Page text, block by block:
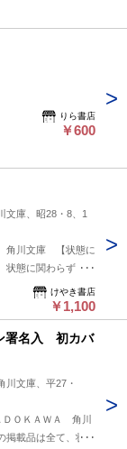
りら書店
￥600
庫、昭28・8、1
川文庫 【状態に
状態に関わらず「中
の古本屋」は６段階
店の扱う商品の特質
不可能な）為、状態
いれないで下さい。
けやき書店
￥1,100
署名入 初カバ
文庫、平27・
ＯＫＡＷＡ 角川
載品は全て、状態